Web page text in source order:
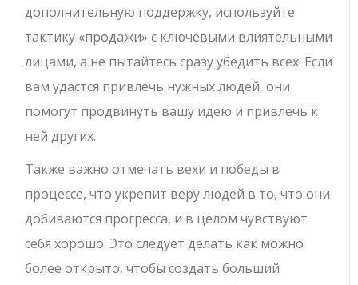
дополнительную поддержку, используйте
тактику «продажи» с ключевыми влиятельными
лицами, а не пытайтесь сразу убедить всех. Если
вам удастся привлечь нужных людей, они
помогут продвинуть вашу идею и привлечь к
ней других.
Также важно отмечать вехи и победы в
процессе, что укрепит веру людей в то, что они
добиваются прогресса, и в целом чувствуют
себя хорошо. Это следует делать как можно
более открыто, чтобы создать больший